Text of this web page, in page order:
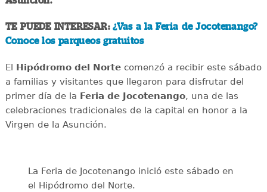
TE PUEDE INTERESAR:¿Vas a la Feria de Jocotenango?
Conoce los parqueos gratuitos
El Hipódromo del Nortecomenzó a recibir este sábado
a familias y visitantes que llegaron para disfrutar del
primer día de la Feria de Jocotenango, una de las
celebraciones tradicionales de la capital en honor a la
Virgen de la Asunción.
La Feria de Jocotenango inició este sábado en
el Hipódromo del Norte.